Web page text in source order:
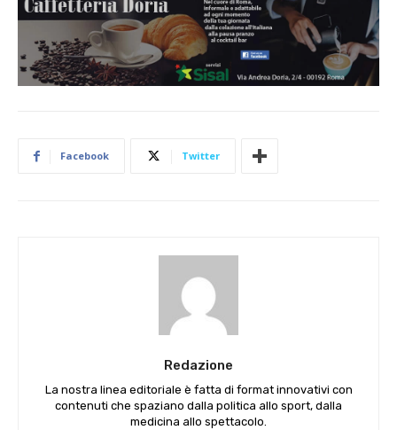
Facebook Twitter
Redazione
La nostra linea editoriale è fatta di format innovativi con
contenuti che spaziano dalla politica allo sport, dalla
medicina allo spettacolo.